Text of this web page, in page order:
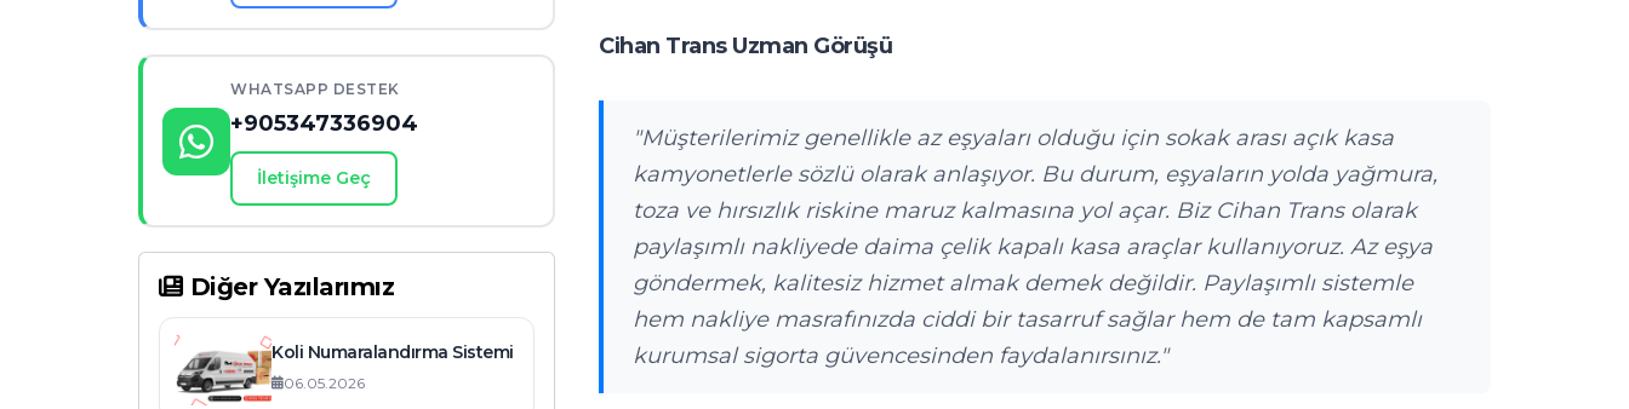
WHATSAPP DESTEK
+905347336904
İletişime Geç
Diğer Yazılarımız
Koli Numaralandırma Sistemi
06.05.2026
Cihan Trans Uzman Görüşü
"Müşterilerimiz genellikle az eşyaları olduğu için sokak arası açık kasa
kamyonetlerle sözlü olarak anlaşıyor. Bu durum, eşyaların yolda yağmura,
toza ve hırsızlık riskine maruz kalmasına yol açar. Biz Cihan Trans olarak
paylaşımlı nakliyede daima çelik kapalı kasa araçlar kullanıyoruz. Az eşya
göndermek, kalitesiz hizmet almak demek değildir. Paylaşımlı sistemle
hem nakliye masrafınızda ciddi bir tasarruf sağlar hem de tam kapsamlı
kurumsal sigorta güvencesinden faydalanırsınız."